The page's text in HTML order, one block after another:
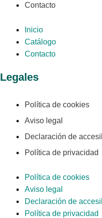
Contacto
Inicio
Catálogo
Contacto
Legales
Política de cookies
Aviso legal
Declaración de
Política de privacidad
Política de cookies
Aviso legal
Declaración de
Política de privacidad